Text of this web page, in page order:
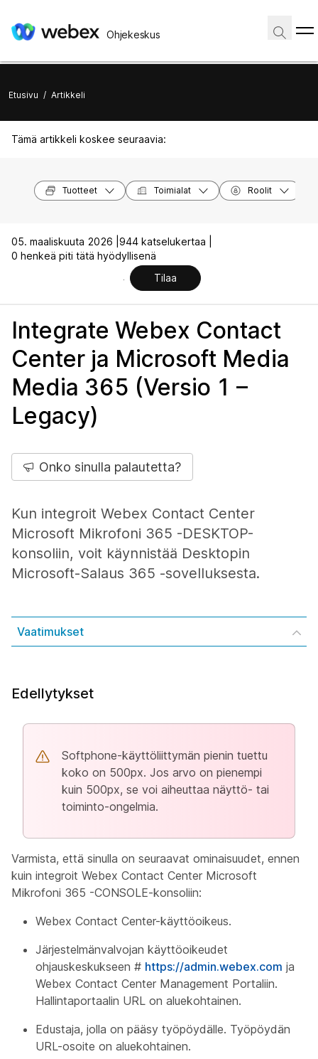
Ohjekeskus
Etusivu / Artikkeli
Tämä artikkeli koskee seuraavia:
Tuotteet Toimialat Roolit
05. maaliskuuta 2026 | 944 katselukertaa |
0 henkeä piti tätä hyödyllisenä
Tilaa
Integrate Webex Contact
Center ja Microsoft Media
Media 365 (Versio 1 –
Legacy)
Onko sinulla palautetta?
Kun integroit Webex Contact Center
Microsoft Mikrofoni 365 -DESKTOP-
konsoliin, voit käynnistää Desktopin
Microsoft-Salaus 365 -sovelluksesta.
Vaatimukset
Edellytykset
Softphone-käyttöliittymän pienin tuettu
koko on 500px. Jos arvo on pienempi
kuin 500px, se voi aiheuttaa näyttö- tai
toiminto-ongelmia.
Varmista, että sinulla on seuraavat ominaisuudet, ennen
kuin integroit Webex Contact Center Microsoft
Mikrofoni 365 -CONSOLE-konsoliin:
Webex Contact Center-käyttöoikeus.
Järjestelmänvalvojan käyttöoikeudet
ohjauskeskukseen # https://admin.webex.com ja
Webex Contact Center Management Portaliin.
Hallintaportaalin URL on aluekohtainen.
Edustaja, jolla on pääsy työpöydälle. Työpöydän
URL-osoite on aluekohtainen.